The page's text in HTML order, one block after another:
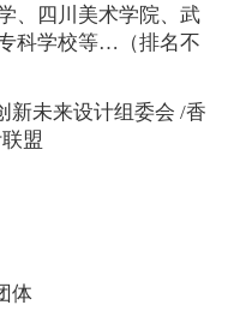
、四川美术学院、武
科学校等…（排名不
新未来设计组委会 /香
盟
体